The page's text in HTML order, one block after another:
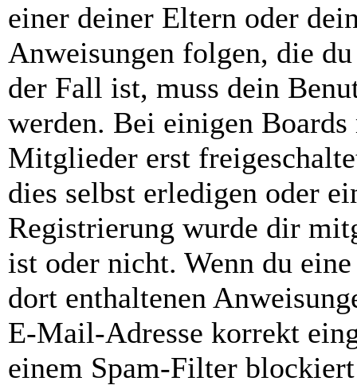
einer deiner Eltern oder
Anweisungen folgen, die
der Fall ist, muss dein
werden. Bei einigen Boards
Mitglieder erst
dies selbst erledigen oder
Registrierung wurde dir
ist oder nicht. Wenn du
dort enthaltenen
E-Mail-Adresse korrekt
einem Spam-Filter